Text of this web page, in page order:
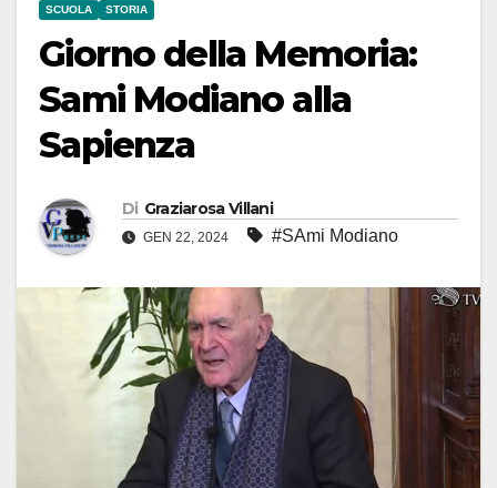
SCUOLA STORIA
Giorno della Memoria:
Sami Modiano alla
Sapienza
Di Graziarosa Villani
GEN 22, 2024 #SAmi Modiano